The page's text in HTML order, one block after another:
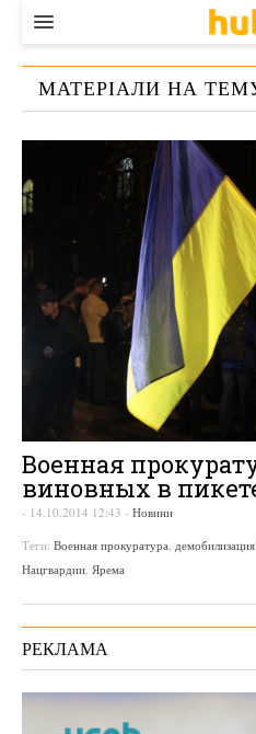
ВЛАДА
ЕКОНОМІКА
СТАРТЕР
КОНТАКТИ
МАТЕРІАЛИ НА
Военная
виновных в
- 14.10.2014 12:43 - Новини
Теги: Военная прокуратура,
Нацгвардии, Ярема
РЕКЛАМА